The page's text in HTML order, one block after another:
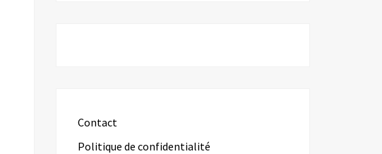
Contact
Politique de confidentialité